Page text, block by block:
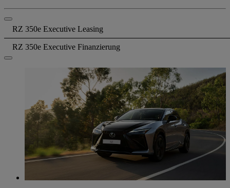
RZ 350e Executive Leasing
RZ 350e Executive Finanzierung